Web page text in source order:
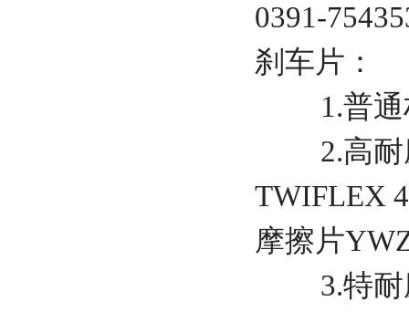
0391-
刹车片：
1.普通
2.高耐磨
TWIFLEX
摩擦片
3.特耐磨